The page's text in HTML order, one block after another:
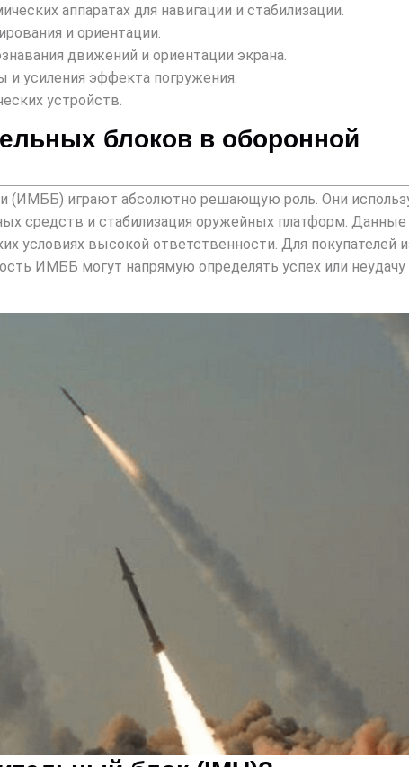
аппаратах для навигации и стабилизации.
и ориентации.
движений и ориентации экрана.
усиления эффекта погружения.
устройств.
блоков в оборонной
(ИМББ) играют абсолютно решающую роль. Они
средств и стабилизация оружейных платформ.
условиях высокой ответственности. Для покупателей
ИМББ могут напрямую определять успех или